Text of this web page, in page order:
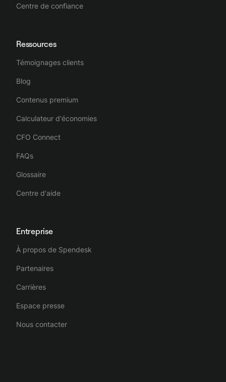
Centre de confiance
Ressources
Témoignages clients
Blog
Contenus premium
Calculateur d'économies
CFO Connect
FAQs
Glossaire
Centre d'aide
Entreprise
À propos de Spendesk
Partenaires
Carrières
Espace presse
Nous contacter